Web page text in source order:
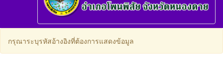
กรุณาระบุรหัสอ้างอิงที่ต้องการแสดงข้อมูล